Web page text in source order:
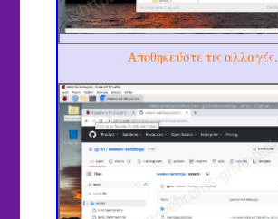
Αποθηκεύστε τις αλλαγές.